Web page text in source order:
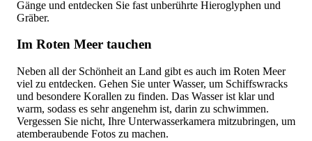
Gänge und entdecken Sie fast unberührte Hieroglyphen und
Gräber.
Im Roten Meer tauchen
Neben all der Schönheit an Land gibt es auch im Roten Meer
viel zu entdecken. Gehen Sie unter Wasser, um Schiffswracks
und besondere Korallen zu finden. Das Wasser ist klar und
warm, sodass es sehr angenehm ist, darin zu schwimmen.
Vergessen Sie nicht, Ihre Unterwasserkamera mitzubringen, um
atemberaubende Fotos zu machen.